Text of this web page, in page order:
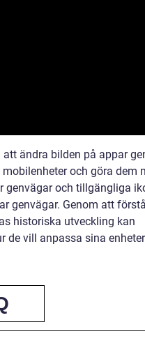
ändra bilden på appar
och göra dem
genvägar och tillgängliga
genvägar. Genom att
historiska utveckling kan
de vill anpassa sina